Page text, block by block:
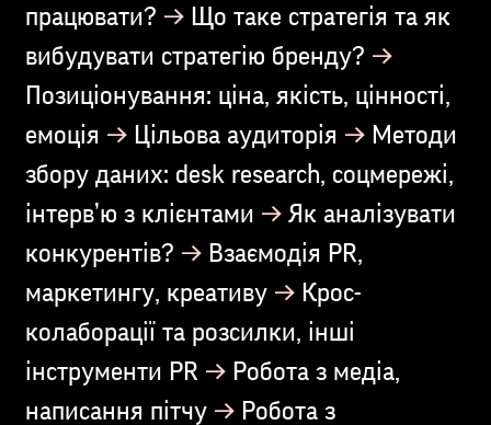
працювати? →Що таке стратегія та як
вибудувати стратегію бренду? →
Позиціонування: ціна, якість, цінності,
емоція →Цільова аудиторія →Методи
збору даних: desk research, соцмережі,
інтерв’ю з клієнтами →Як аналізувати
конкурентів? →Взаємодія PR,
маркетингу, креативу →Крос-
колаборації та розсилки, інші
інструменти PR →Робота з медіа,
написання пітчу →Робота з